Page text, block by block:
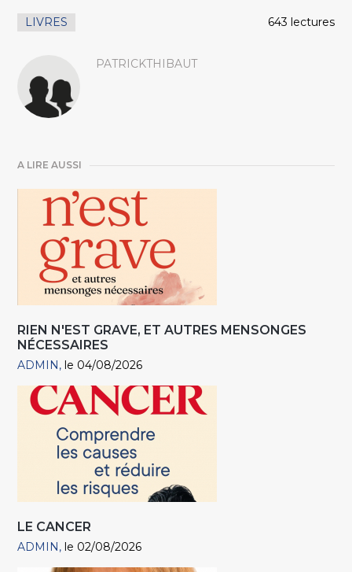
LIVRES 643 lectures
PATRICKTHIBAUT
A LIRE AUSSI
RIEN N'EST GRAVE, ET AUTRES MENSONGES
NÉCESSAIRES
ADMIN le 04/08/2026
LE CANCER
ADMIN le 02/08/2026